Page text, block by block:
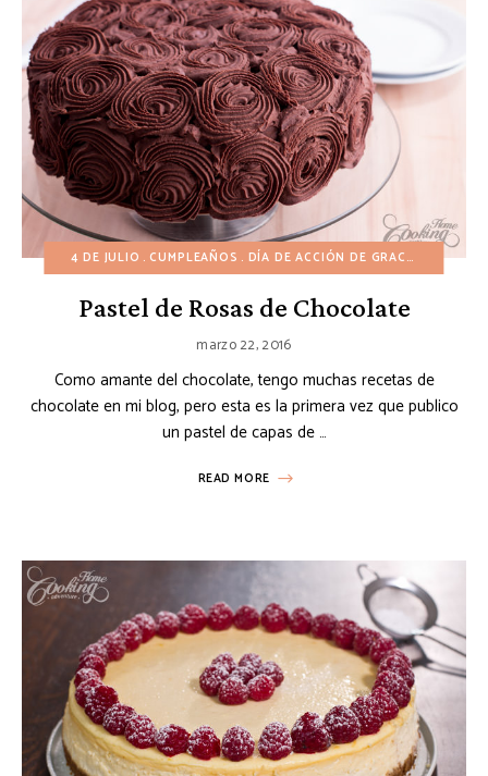
4 DE JULIO CUMPLEAÑOS DÍA DE ACCIÓN DE GRACIAS DÍA
Pastel de Rosas de Chocolate
marzo 22, 2016
Como amante del chocolate, tengo muchas recetas de
chocolate en mi blog, pero esta es la primera vez que publico
un pastel de capas de …
READ MORE